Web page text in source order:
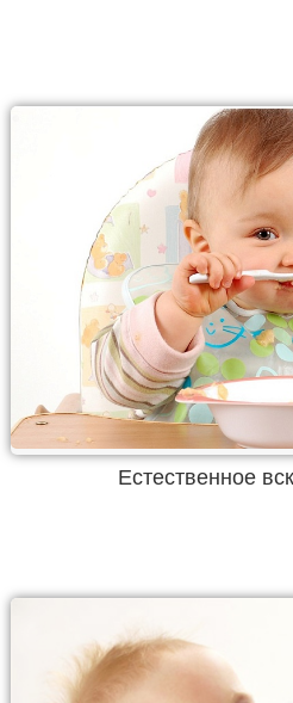
Естественное